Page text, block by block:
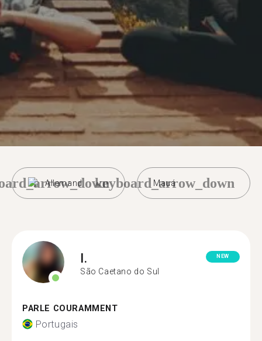
Allemand Mauá
keyboard_arrow_down
I.
São Caetano do Sul
NEW
PARLE COURAMMENT
Portugais